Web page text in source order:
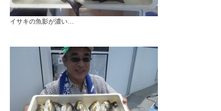
イサキの魚影が濃い…